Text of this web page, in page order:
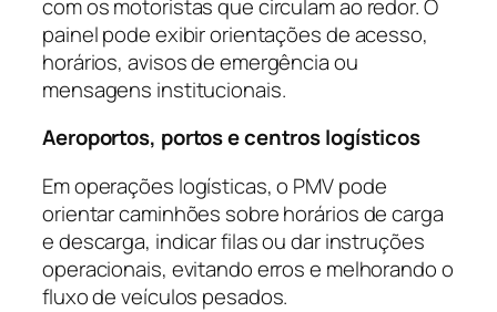
com os motoristas que circulam ao redor. O
painel pode exibir orientações de acesso,
horários, avisos de emergência ou
mensagens institucionais.
Aeroportos, portos e centros logísticos
Em operações logísticas, o PMV pode
orientar caminhões sobre horários de carga
e descarga, indicar filas ou dar instruções
operacionais, evitando erros e melhorando o
fluxo de veículos pesados.